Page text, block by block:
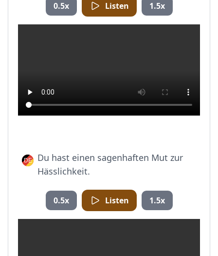
0.5x Listen 1.5x
Du hast einen sagenhaften Mut zur
Hässlichkeit.
0.5x Listen 1.5x